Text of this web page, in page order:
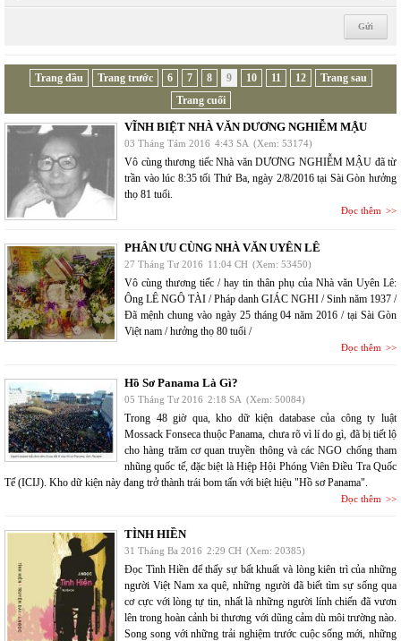
Trang đầu Trang trước 6 7 8 9 10 11 12
Trang sau
Trang cuối
VĨNH BIỆT NHÀ VĂN DƯƠNG NGHIỄM MẬU
03 Tháng Tám 2016 4:43 SA (Xem: 53174)
Vô cùng thương tiếc Nhà văn DƯƠNG NGHIỄM MẬU đã từ
trần vào lúc 8:35 tối Thứ Ba, ngày 2/8/2016 tại Sài Gòn hưởng
thọ 81 tuổi.
Đọc thêm
PHÂN ƯU CÙNG NHÀ VĂN UYÊN LÊ
27 Tháng Tư 2016 11:04 CH (Xem: 53450)
Vô cùng thương tiếc / hay tin thân phụ của Nhà văn Uyên Lê:
Ông LÊ NGÔ TÀI / Pháp danh GIÁC NGHI / Sinh năm 1937 /
Đã mệnh chung vào ngày 25 tháng 04 năm 2016 / tại Sài Gòn
Việt nam / hưởng thọ 80 tuổi /
Đọc thêm
Hồ Sơ Panama Là Gì?
05 Tháng Tư 2016 2:18 SA (Xem: 50084)
Trong 48 giờ qua, kho dữ kiện database của công ty luật
Mossack Fonseca thuộc Panama, chưa rõ vì lí do gì, đã bị tiết lộ
cho hàng trăm cơ quan truyền thông và các NGO chống tham
nhũng quốc tế, đặc biệt là Hiệp Hội Phóng Viên Điều Tra Quốc
Tế (ICIJ). Kho dữ kiện này đang trở thành trái bom tấn với biệt hiệu "Hồ sơ Panama".
Đọc thêm
TÌNH HIỀN
31 Tháng Ba 2016 2:29 CH (Xem: 20385)
Đọc Tình Hiền để thấy sự bất khuất và lòng kiên trì của những
người Việt Nam xa quê, những người đã biết tìm sự sống qua
cơ cực với lòng tự tin, nhất là những người lính chiến đã vươn
lên trong hoàn cảnh bi thương với dũng cảm dù môi trường nào.
Song song với những trải nghiệm trước cuộc sống mới, những